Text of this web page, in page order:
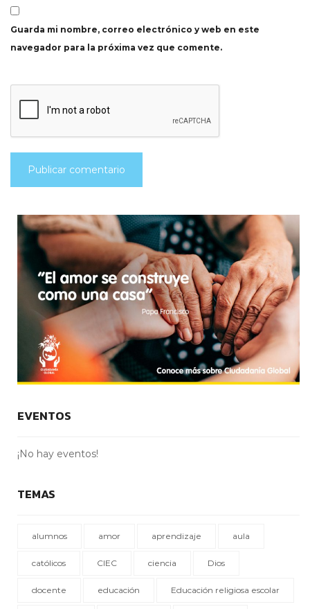
Guarda mi nombre, correo electrónico y web en este
navegador para la próxima vez que comente.
EVENTOS
¡No hay eventos!
TEMAS
alumnos amor aprendizaje aula
católicos CIEC ciencia Dios
docente educación Educación religiosa escolar